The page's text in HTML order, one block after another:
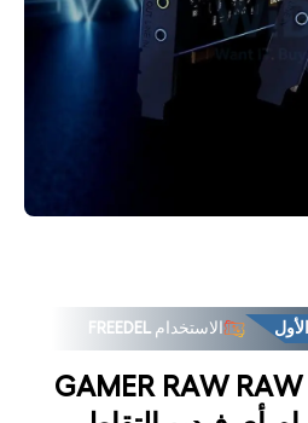
الاستخدام FREEDEL
EZCap 324B بث GAMER RAW RAW